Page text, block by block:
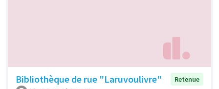
Bibliothèque de rue "Laruvoulivre"
Retenue